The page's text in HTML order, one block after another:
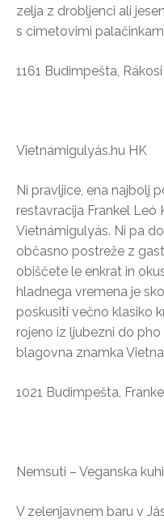
zelja z drobljenci ali
s cimetovimi
1161 Budimpešta,
Vietnámigulyás.hu HK
Ni pravljice, ena najbolj
restavracija Frankel Leó
Vietnámigulyás. Ni pa
občasno postreže z
obiščete le enkrat in
hladnega vremena je
poskusiti večno klasiko
rojeno iz ljubezni do
blagovna znamka
1021 Budimpešta,
Nemsuti – Veganska
V zelenjavnem baru v